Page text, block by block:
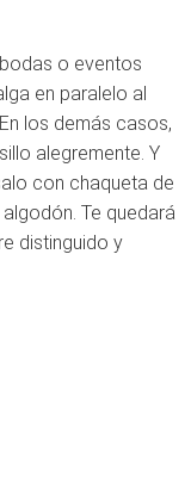
bodas o eventos
en paralelo al
los demás casos,
alegremente. Y
con chaqueta de
Te quedará
distinguido y